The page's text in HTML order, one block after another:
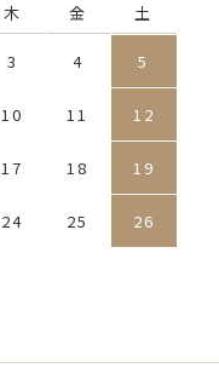
木 金 土
3 4 5
10 11 12
17 18 19
24 25 26